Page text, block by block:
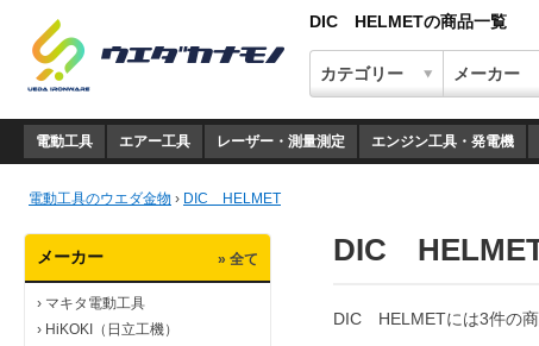
DIC HELMETの商品一覧
電動工具 エアー工具 レーザー・測量測定 エンジン工具・発電機
電動工具のウエダ金物 › DIC HELMET
メーカー » 全て
› マキタ電動工具
› HiKOKI（日立工機）
DIC
DIC HELMETには3件の商